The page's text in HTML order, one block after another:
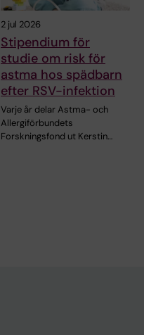
2 jul 2026
Stipendium för
studie om risk för
astma hos spädbarn
efter RSV-infektion
Varje år delar Astma- och
Allergiförbundets
Forskningsfond ut Kerstin…